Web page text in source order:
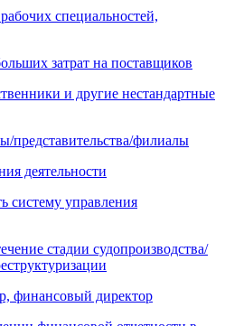
специальностей,
затрат на поставщиков
и другие нестандартные
представительства/филиалы
деятельности
систему управления
стадии судопроизводства/
финансовый директор